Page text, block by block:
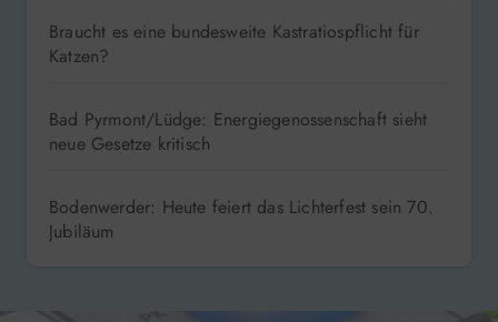
Braucht es eine bundesweite Kastratiospflicht für
Katzen?
Bad Pyrmont/Lüdge: Energiegenossenschaft sieht
neue Gesetze kritisch
Bodenwerder: Heute feiert das Lichterfest sein 70.
Jubiläum